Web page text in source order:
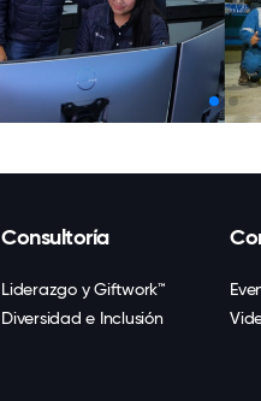
Consultoría
Liderazgo y Giftwork™
Diversidad e Inclusión